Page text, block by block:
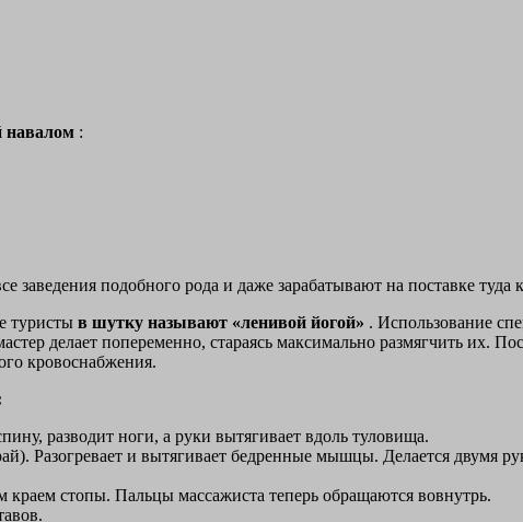
навалом :
подобного рода и даже зарабатывают на поставке туда
туристы в шутку называют «ленивой йогой» . Использование
делает попеременно, стараясь максимально размягчить их.
кровоснабжения.
разводит ноги, а руки вытягивает вдоль туловища.
Разогревает и вытягивает бедренные мышцы. Делается двумя
стопы. Пальцы массажиста теперь обращаются вовнутрь.